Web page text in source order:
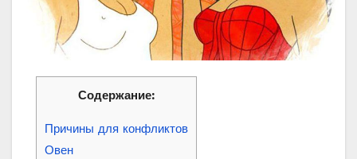
Содержание:
Причины для конфликтов
Овен